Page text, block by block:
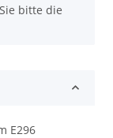
bitte die
E296